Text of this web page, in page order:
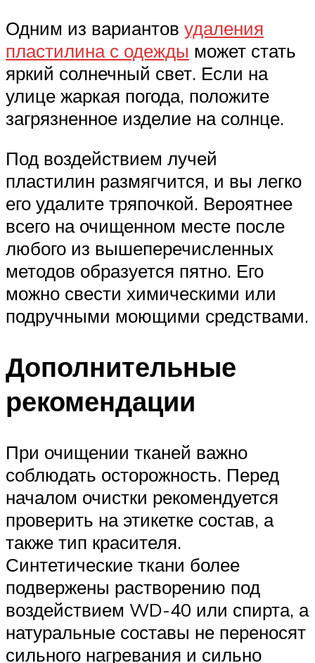
Одним из вариантов удаления
пластилина с одежды может стать
яркий солнечный свет. Если на
улице жаркая погода, положите
загрязненное изделие на солнце.
Под воздействием лучей
пластилин размягчится, и вы легко
его удалите тряпочкой. Вероятнее
всего на очищенном месте после
любого из вышеперечисленных
методов образуется пятно. Его
можно свести химическими или
подручными моющими средствами.
Дополнительные
рекомендации
При очищении тканей важно
соблюдать осторожность. Перед
началом очистки рекомендуется
проверить на этикетке состав, а
также тип красителя.
Синтетические ткани более
подвержены растворению под
воздействием WD-40 или спирта, а
натуральные составы не переносят
сильного нагревания и сильно